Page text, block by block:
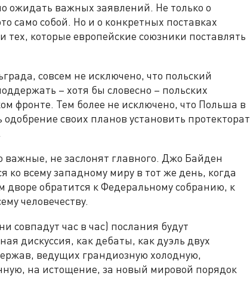
ожидать важных заявлений. Не только о
само собой. Но и о конкретных поставках
тех, которые европейские союзники поставлять
совсем не исключено, что польский
– хотя бы словесно – польских
фронте. Тем более не исключено, что Польша в
своих планов установить протекторат
важные, не заслонят главного. Джо Байден
ко всему западному миру в тот же день, когда
обратится к Федеральному собранию, к
человечеству.
совпадут час в час) послания будут
дискуссия, как дебаты, как дуэль двух
ведущих грандиозную холодную,
на истощение, за новый мировой порядок